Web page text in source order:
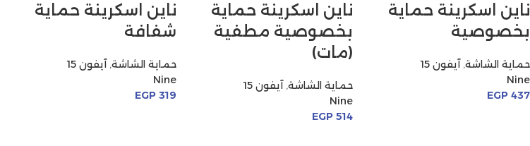
ناين اسكرينة حماية
بخصوصية
حماية الشاشة, آيفون 15
Nine
EGP 437
ناين اسكرينة حماية
بخصوصية مطفية
(مات)
حماية الشاشة, آيفون 15
Nine
EGP 514
ناين اسكرينة حماية
شفافة
حماية الشاشة, آيفون 15
Nine
EGP319